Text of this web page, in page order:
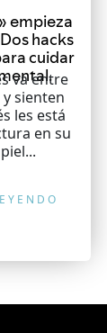
empieza
hacks
cuidar
va entre
sienten
les está
en su